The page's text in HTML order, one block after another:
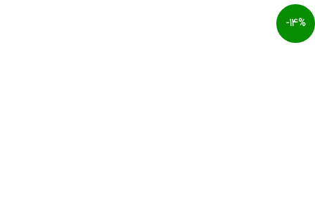
-14%